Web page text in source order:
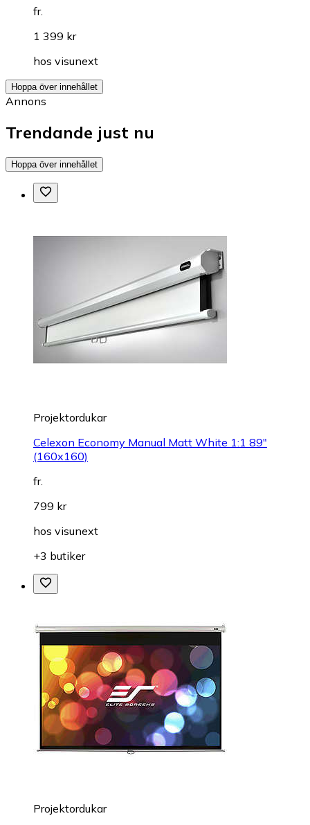
fr.
1 399 kr
hos visunext
Hoppa över innehållet
Annons
Trendande just nu
Hoppa över innehållet
Projektordukar
Celexon Economy Manual Matt White 1:1 89"
(160x160)
fr.
799 kr
hos visunext
+3 butiker
Projektordukar